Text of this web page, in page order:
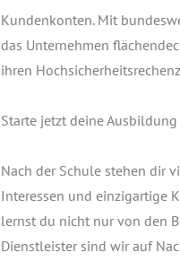
Kun­den­kon­ten. Mit
das Unter­neh­men
ihren
Star­te jetzt dei­ne
Nach der Schu­le ste­hen dir
Inter­es­sen und ein­zig­ar­ti­ge
lernst du nicht nur von den
Dienst­leis­ter sind wir auf